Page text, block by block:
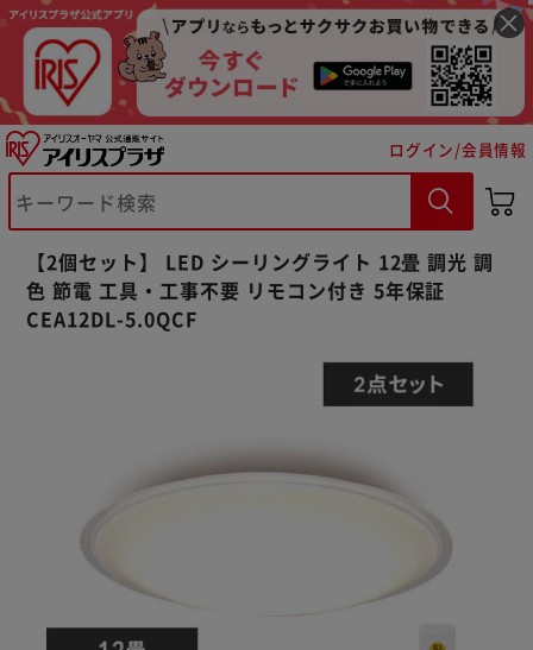
ログイン/会員情報
【2個セット】 LED シーリングライト 12畳 調光 調
色 節電 工具・工事不要 リモコン付き 5年保証
CEA12DL-5.0QCF